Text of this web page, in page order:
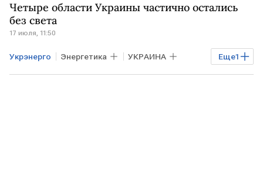
Четыре области Украины частично остались
без света
17 июля, 11:50
Еще1
Укрэнерго Энергетика УКРАИНА
ВСУ